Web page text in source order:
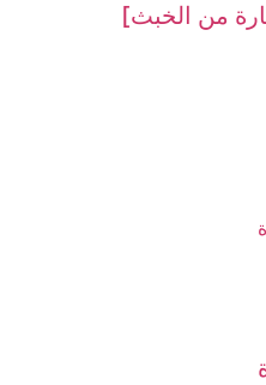
من الخبث‏]